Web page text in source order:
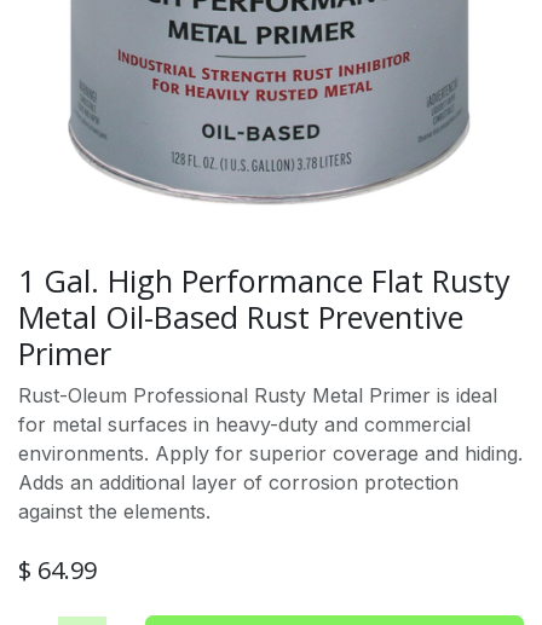
1 Gal. High Performance Flat Rusty
Metal Oil-Based Rust Preventive
Primer
Rust-Oleum Professional Rusty Metal Primer is ideal
for metal surfaces in heavy-duty and commercial
environments. Apply for superior coverage and hiding.
Adds an additional layer of corrosion protection
against the elements.
$ 64.99